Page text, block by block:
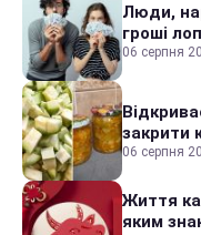
Люди,
гроші
06 серпня
закрити
06 серпня
Життя
яким